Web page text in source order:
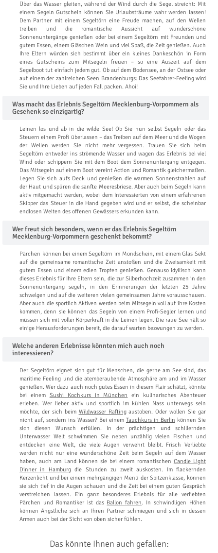
Über das Wasser gleiten, während der Wind durch die Segel streicht: Mit
einem Segeln Gutschein können Sie Urlaubsträume wahr werden lassen!
Dem Partner mit einem Segeltörn eine Freude machen, auf den Wellen
treiben und die romantische Aussicht auf wunderschöne
Sonnenuntergänge genießen oder bei einem Segeltörn mit Freunden und
gutem Essen, einem Gläschen Wein und viel Spaß, die Zeit genießen. Auch
Ihre Eltern würden sich bestimmt über ein kleines Dankeschön in Form
eines Gutscheins zum Mitsegeln freuen – so eine Auszeit auf dem
Segelboot tut einfach jedem gut. Ob auf dem Bodensee, an der Ostsee oder
auf einem der zahlreichen Seen Brandenburgs: Das Seefahrer-Feeling wird
Sie und Ihre Lieben auf jeden Fall packen. Ahoi!
Was macht das Erlebnis Segeltörn Mecklenburg-Vorpommern als
Geschenk so einzigartig?
Leinen los und ab in die wilde See! Ob Sie nun selbst Segeln oder das
Steuern einem Profi überlassen – das Treiben auf dem Meer und die Wogen
der Wellen werden Sie nicht mehr vergessen. Trauen Sie sich beim
Segeltörn entweder ins strömende Wasser und wagen das Erlebnis bei viel
Wind oder schippern Sie mit dem Boot dem Sonnenuntergang entgegen.
Das Mitsegeln auf einem Boot vereint Action und Romantik gleichermaßen.
Legen Sie sich aufs Deck und genießen die warmen Sonnenstrahlen auf
der Haut und spüren die sanfte Meeresbriese. Aber auch beim Segeln kann
aktiv mitgemacht werden, wobei dem Interessierten von einem erfahrenen
Skipper das Steuer in die Hand gegeben wird und er selbst, die scheinbar
endlosen Weiten des offenen Gewässers erkunden kann.
Wer freut sich besonders, wenn er das Erlebnis Segeltörn
Mecklenburg-Vorpommern geschenkt bekommt?
Pärchen können bei einem Segeltörn im Mondschein, mit einem Glas Sekt
auf die gemeinsame romantische Zeit anstoßen und die Zweisamkeit mit
gutem Essen und einem edlen Tropfen genießen. Genauso idyllisch kann
dieses Erlebnis für Ihre Eltern sein, die zur Silberhochzeit zusammen in den
Sonnenuntergang segeln, in den Erinnerungen der letzten 25 Jahre
schwelgen und auf die weiteren vielen gemeinsamen Jahre vorausschauen.
Aber auch die sportlich Aktiven werden beim Mitsegeln voll auf ihre Kosten
kommen, denn sie können das Segeln von einem Profi-Segler lernen und
müssen sich mit voller Körperkraft in die Leinen legen. Die raue See hält so
einige Herausforderungen bereit, die darauf warten bezwungen zu werden.
Welche anderen Erlebnisse könnten mich auch noch
interessieren?
Der Segeltörn eignet sich gut für Menschen, die gerne am See sind, das
maritime Feeling und die atemberaubende Atmosphäre am und im Wasser
genießen. Wer dazu auch noch gutes Essen in diesem Flair schätzt, könnte
bei einem Sushi Kochkurs in München ein kulinarisches Abenteuer
erleben. Wer lieber aktiv und sportlich im kühlen Nass unterwegs sein
möchte, der sich beim Wildwasser Raftingaustoben. Oder wollen Sie gar
nicht auf, sondern ins Wasser? Bei einem Tauchkurs in Berlin können Sie
sich diesen Wunsch erfüllen. In der prächtigen und schillernden
Unterwasser Welt schwimmen Sie neben unzählig vielen Fischen und
entdecken eine Welt, die viele Augen verwehrt bleibt. Frisch Verliebte
werden nicht nur eine wunderschöne Zeit beim Segeln auf dem Wasser
haben, auch am Land können sie bei einem romantischen Candle Light
Dinner in Hamburgdie Stunden zu zweit auskosten. Im flackernden
Kerzenlicht und bei einem mehrgängigen Menü der Spitzenklasse, können
sie sich tief in die Augen schauen und die Zeit bei einem guten Gespräch
verstreichen lassen. Ein ganz besonderes Erlebnis für alle verliebten
Pärchen und Romantiker ist das Ballon fahren. In schwindligen Höhen
können Ängstliche sich an Ihren Partner schmiegen und sich in dessen
Armen auch bei der Sicht von oben sicher fühlen.
Das könnte Ihnen auch gefallen: